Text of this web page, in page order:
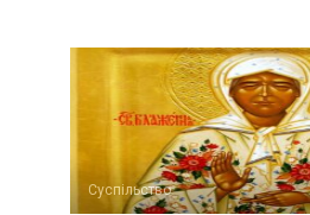
Суспільство